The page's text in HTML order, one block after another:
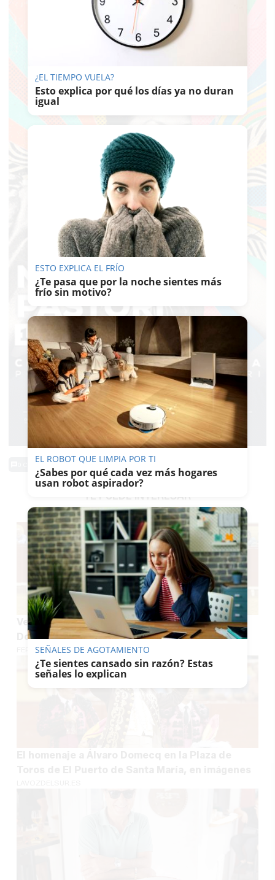
0 Comentarios
TE PUEDE INTERESAR
Ventura manda en la corrida homenaje a Álvaro
Domecq
FERNANDO NÚÑEZ
¿EL TIEMPO VUELA?
Esto explica por qué los días ya no duran
igual
ESTO EXPLICA EL FRÍO
¿Te pasa que por la noche sientes más
frío sin motivo?
EL ROBOT QUE LIMPIA POR TI
¿Sabes por qué cada vez más hogares
usan robot aspirador?
SEÑALES DE AGOTAMIENTO
¿Te sientes cansado sin razón? Estas
señales lo explican